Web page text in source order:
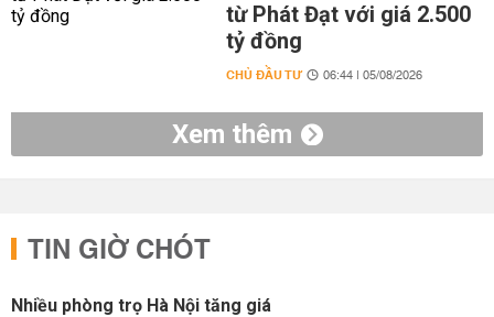
từ Phát Đạt với giá 2.500
tỷ đồng
CHỦ ĐẦU TƯ 06:44 | 05/08/2026
Xem thêm
TIN GIỜ CHÓT
Nhiều phòng trọ Hà Nội tăng giá